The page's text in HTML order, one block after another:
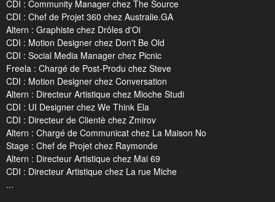
CDI : Community Manager chez The Source
CDI : Chef de Projet 360 chez Australie.GA
Altern : Graphiste chez Drôles d'Oi
CDI : Motion Designer chez Don't Be Old
CDI : Social Media Manager chez Picnic
Freela : Chargé de Post-Produ chez Steve
CDI : Motion Designer chez Conversation
Altern : Directeur Artistique chez Mioche Studi
CDI : UI Designer chez We Think Ela
CDI : Directeur de Clientè chez Zmirov
Altern : Chargé de Communicat chez La Maison No
Stage : Chef de Projet chez Raymonde
Altern : Directeur Artistique chez Mai 69
CDI : Directeur Artistique chez La rue Miche
...